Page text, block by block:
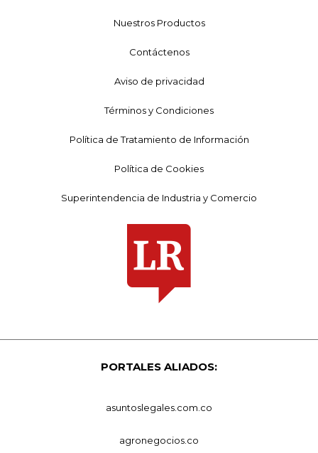
Nuestros Productos
Contáctenos
Aviso de privacidad
Términos y Condiciones
Política de Tratamiento de Información
Política de Cookies
Superintendencia de Industria y Comercio
PORTALES ALIADOS:
asuntoslegales.com.co
agronegocios.co